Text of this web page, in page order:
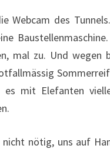
Webcam des
mal zu. Und wegen
mit Elefanten
nötig, uns auf